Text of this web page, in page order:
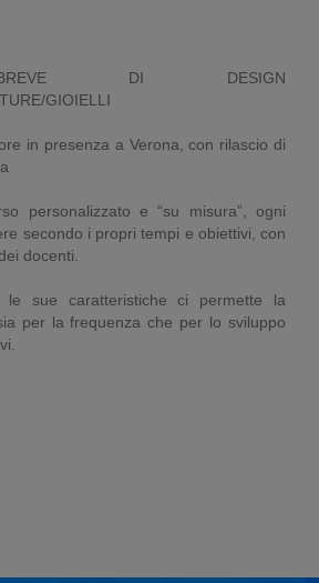
DI DESIGN
GIOIELLI
in presenza a Verona, con rilascio di
personalizzato e “su misura”, ogni
secondo i propri tempi e obiettivi, con
docenti.
sue caratteristiche ci permette la
per la frequenza che per lo sviluppo